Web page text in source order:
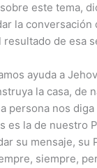
este tema,
la
de esa
ayuda a
la casa,
nos
la de
su mensaje,
siempre,